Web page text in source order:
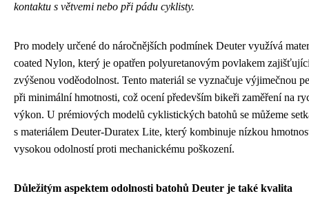
kontaktu s větvemi nebo při pádu cyklisty.
Pro modely určené do náročnějších podmínek Deuter využívá
coated Nylon, který je opatřen polyuretanovým povlakem
zvýšenou voděodolnost. Tento materiál se vyznačuje výjimečnou
při minimální hmotnosti, což ocení především bikeři zaměření na
výkon. U prémiových modelů cyklistických batohů se můžeme
s materiálem Deuter-Duratex Lite, který kombinuje nízkou
vysokou odolností proti mechanickému poškození.
Důležitým aspektem odolnosti batohů Deuter je také kvalita